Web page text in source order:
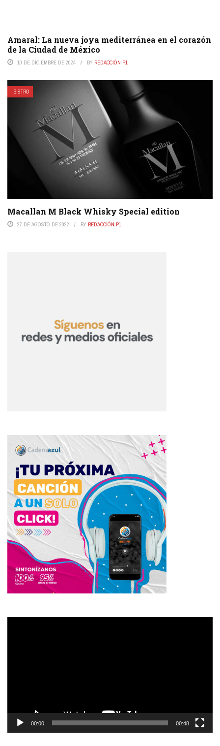
Amaral: La nueva joya mediterránea en el corazón
de la Ciudad de México
10 DE DICIEMBRE DE 2024 BY REDACCIÓN P1
BISTRO
Macallan M Black Whisky Special edition
27 DE AGOSTO DE 2022 BY REDACCIÓN P1
00:00 00:48